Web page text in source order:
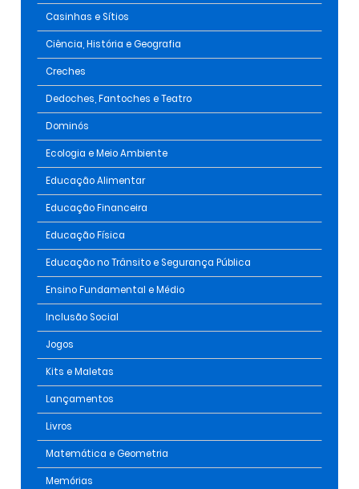
Casinhas e Sítios
Ciência, História e Geografia
Creches
Dedoches, Fantoches e Teatro
Dominós
Ecologia e Meio Ambiente
Educação Alimentar
Educação Financeira
Educação Física
Educação no Trânsito e Segurança Pública
Ensino Fundamental e Médio
Inclusão Social
Jogos
Kits e Maletas
Lançamentos
Livros
Matemática e Geometria
Memórias